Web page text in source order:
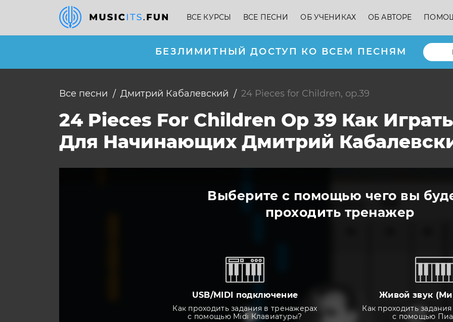
ВСЕ КУРСЫ ВСЕ ПЕСНИ ОБ УЧЕНИКАХ ОБ АВТОРЕ
БЕЗЛИМИТНЫЙ ДОСТУП КО ВСЕМ ПЕСНЯМ
Все песни Дмитрий Кабалевский 24 Pieces for Children, op.39
24 Pieces For Children Op 39 Как
Для Начинающих Дмитрий
Выберите с помощью чего вы
проходить тренажер
USB/MIDI подключение
Как проходить задания в тренажерах
с помощью Midi Клавиатуры?
Живой звук
Как проходить
с помощью